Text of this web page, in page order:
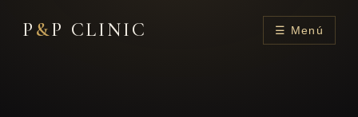
P &P CLINIC ☰ Menú